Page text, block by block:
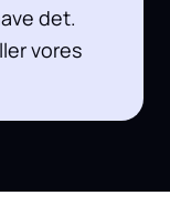
det.
vores